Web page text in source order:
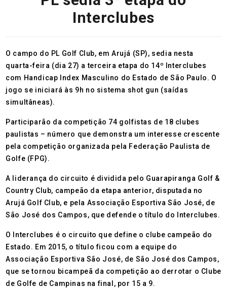
Interclubes
O campo do PL Golf Club, em Arujá (SP), sedia nesta
quarta-feira (dia 27) a terceira etapa do 14º Interclubes
com Handicap Index Masculino do Estado de São Paulo. O
jogo se iniciará às 9h no sistema shot gun (saídas
simultâneas).
Participarão da competição 74 golfistas de 18 clubes
paulistas – número que demonstra um interesse crescente
pela competição organizada pela Federação Paulista de
Golfe (FPG).
A liderança do circuito é dividida pelo Guarapiranga Golf &
Country Club, campeão da etapa anterior, disputada no
Arujá Golf Club, e pela Associação Esportiva São José, de
São José dos Campos, que defende o título do Interclubes.
O Interclubes é o circuito que define o clube campeão do
Estado. Em 2015, o título ficou com a equipe do
Associação Esportiva São José, de São José dos Campos,
que se tornou bicampeã da competição ao derrotar o Clube
de Golfe de Campinas na final, por 15 a 9.